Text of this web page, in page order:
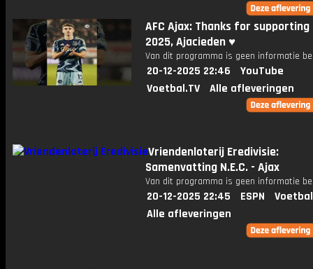
AFC Ajax: Thanks for supporting
2025, Ajacieden ♥️
Van dit programma is geen informatie
20-12-2025 22:46
YouTube
Voetbal.TV
Alle afleveringen
Vriendenloterij Eredivisie:
Samenvatting N.E.C. - Ajax
Van dit programma is geen informatie
20-12-2025 22:45 ESPN
Alle afleveringen